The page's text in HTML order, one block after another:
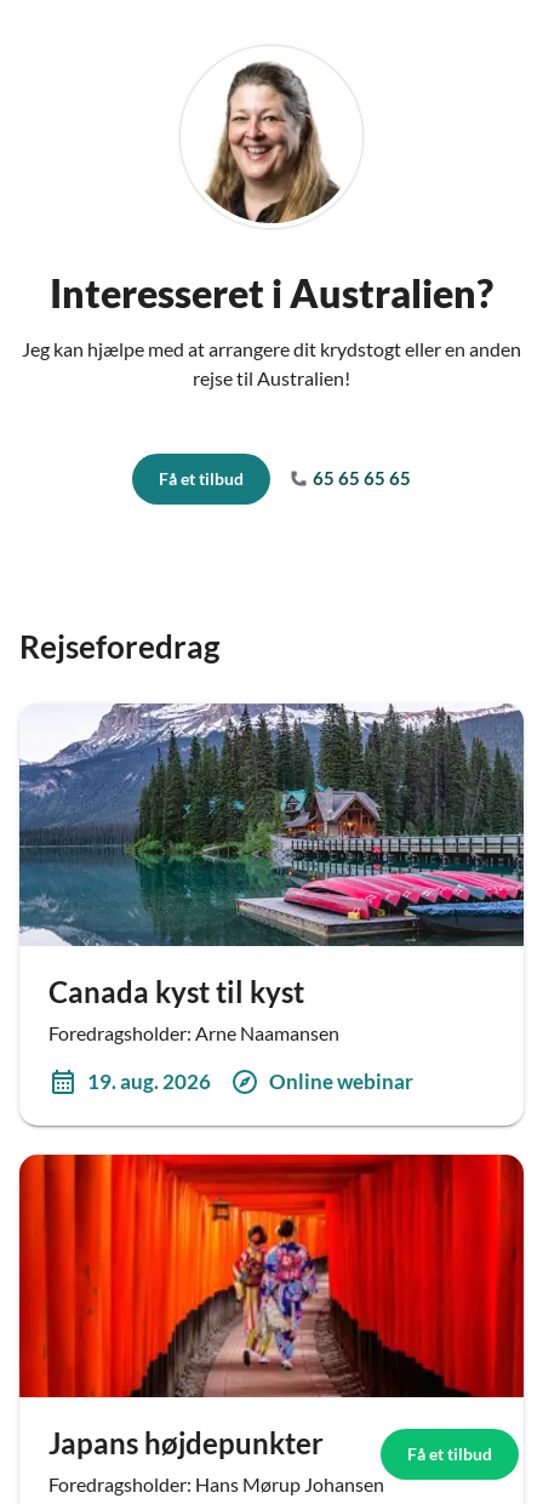
Få et tilbud
Interesseret i Australien?
Jeg kan hjælpe med at arrangere dit krydstogt eller en anden
rejse til Australien!
Få et tilbud 65 65 65 65
Rejseforedrag
Canada kyst til kyst
Foredragsholder: Arne Naamansen
19. aug. 2026 Online webinar
Japans højdepunkter
Foredragsholder: Hans Mørup Johansen